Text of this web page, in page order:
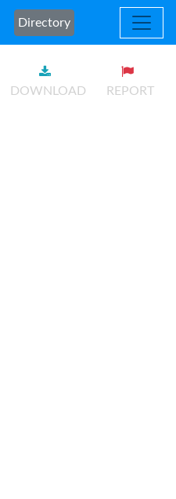
Directory
DOWNLOAD REPORT